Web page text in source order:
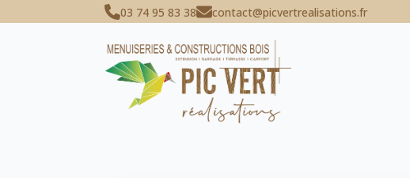
03 74 95 83 38 contact@picvertrealisations.fr
Catégorie :Bardages